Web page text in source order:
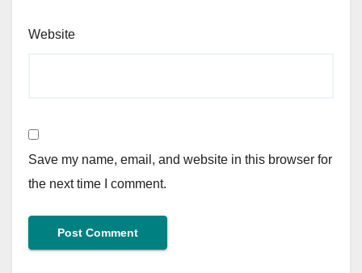
Website
Save my name, email, and website in this browser for
the next time I comment.